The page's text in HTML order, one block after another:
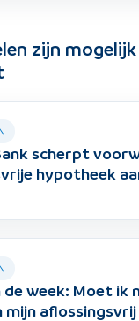
zijn
scherpt
hypotheek
de week: Moet ik
mijn